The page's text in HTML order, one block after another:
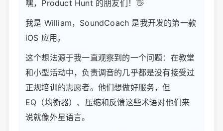
嘿，Product Hunt 的朋友们！👋
我是 William，SoundCoach 是我开发的第一款
iOS 应用。
这个想法源于我一直观察到的一个问题：在教堂
和小型活动中，负责调音的几乎都是没有接受过
正规培训的志愿者。他们想做好服务，但
EQ（均衡器）、压缩和反馈这些术语对他们来
说就像外星语言。